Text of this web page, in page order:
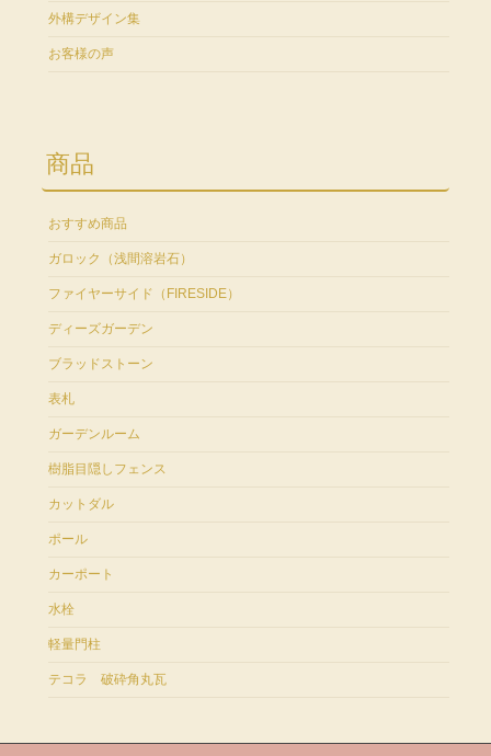
外構デザイン集
お客様の声
商品
おすすめ商品
ガロック（浅間溶岩石）
ファイヤーサイド（FIRESIDE）
ディーズガーデン
ブラッドストーン
表札
ガーデンルーム
樹脂目隠しフェンス
カットダル
ポール
カーポート
水栓
軽量門柱
テコラ 破砕角丸瓦